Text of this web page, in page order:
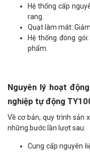
Hệ thống cấp
rang.
Quạt làm mát:
Hệ thống đóng
phẩm.
Nguyên lý hoạt
nghiệp tự động
Về cơ bản, quy trình sản
những bước lần lượt sau:
Cung cấp nguyên